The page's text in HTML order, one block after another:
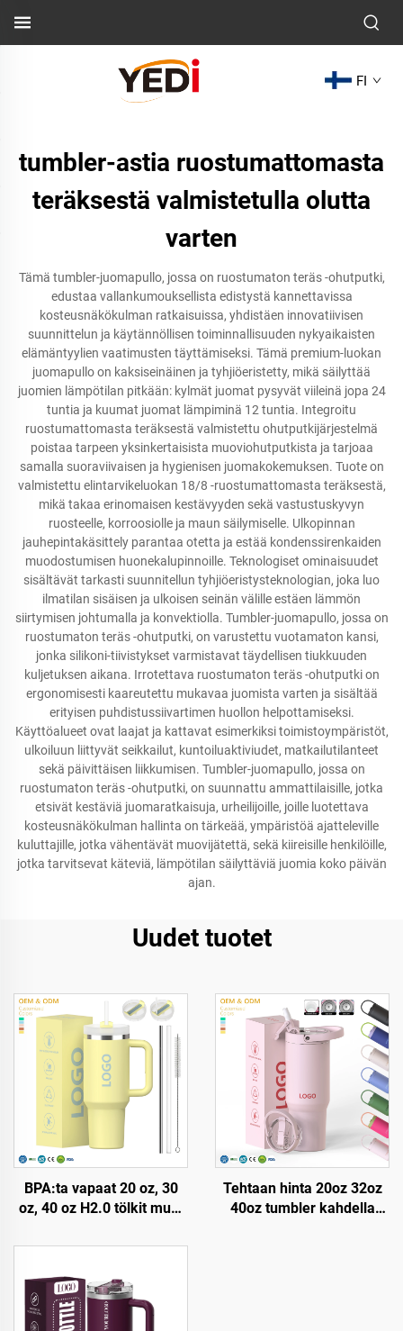
FI
tumbler-astia ruostumattomasta
teräksestä valmistetulla olutta
varten
Tämä tumbler-juomapullo, jossa on ruostumaton teräs -ohutputki,
edustaa vallankumouksellista edistystä kannettavissa
kosteusnäkökulman ratkaisuissa, yhdistäen innovatiivisen
suunnittelun ja käytännöllisen toiminnallisuuden nykyaikaisten
elämäntyylien vaatimusten täyttämiseksi. Tämä premium-luokan
juomapullo on kaksiseinäinen ja tyhjiöeristetty, mikä säilyttää
juomien lämpötilan pitkään: kylmät juomat pysyvät viileinä jopa 24
tuntia ja kuumat juomat lämpiminä 12 tuntia. Integroitu
ruostumattomasta teräksestä valmistettu ohutputkijärjestelmä
poistaa tarpeen yksinkertaisista muoviohutputkista ja tarjoaa
samalla suoraviivaisen ja hygienisen juomakokemuksen. Tuote on
valmistettu elintarvikeluokan 18/8 -ruostumattomasta teräksestä,
mikä takaa erinomaisen kestävyyden sekä vastustuskyvyn
ruosteelle, korroosiolle ja maun säilymiselle. Ulkopinnan
jauhepintakäsittely parantaa otetta ja estää kondenssirenkaiden
muodostumisen huonekalupinnoille. Teknologiset ominaisuudet
sisältävät tarkasti suunnitellun tyhjiöeristysteknologian, joka luo
ilmatilan sisäisen ja ulkoisen seinän välille estäen lämmön
siirtymisen johtumalla ja konvektiolla. Tumbler-juomapullo, jossa on
ruostumaton teräs -ohutputki, on varustettu vuotamaton kansi,
jonka silikoni-tiivistykset varmistavat täydellisen tiukkuuden
kuljetuksen aikana. Irrotettava ruostumaton teräs -ohutputki on
ergonomisesti kaareutettu mukavaa juomista varten ja sisältää
erityisen puhdistussiivartimen huollon helpottamiseksi.
Käyttöalueet ovat laajat ja kattavat esimerkiksi toimistoympäristöt,
ulkoiluun liittyvät seikkailut, kuntoiluaktiviudet, matkailutilanteet
sekä päivittäisen liikkumisen. Tumbler-juomapullo, jossa on
ruostumaton teräs -ohutputki, on suunnattu ammattilaisille, jotka
etsivät kestäviä juomaratkaisuja, urheilijoille, joille luotettava
kosteusnäkökulman hallinta on tärkeää, ympäristöä ajatteleville
kuluttajille, jotka vähentävät muovijätettä, sekä kiireisille henkilöille,
jotka tarvitsevat käteviä, lämpötilan säilyttäviä juomia koko päivän
ajan.
Uudet tuotet
BPA:ta vapaat 20 oz, 30
oz, 40 oz H2.0 tölkit muki
asentoinen kansi
kuppi ruostumattomasta
teräksestä
Tehtaan hinta 20oz 32oz
40oz tumbler kahdella